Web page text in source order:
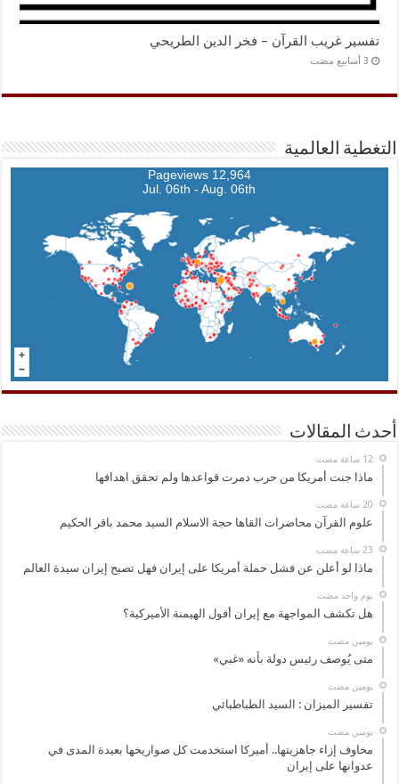
تفسير غريب القرآن – فخر الدين الطريحي
التغطية العالمية
12,964 Pageviews
Jul. 06th - Aug. 06th
أحدث المقالات
ماذا جنت أمريكا من حرب دمرت قواعدها ولم تحقق اهدافها
علوم القرآن محاضرات القاها حجة الاسلام السيد محمد باقر الحكيم
ماذا لو أعلن عن فشل حملة أمريكا على إيران فهل تصبح إيران سيدة العالم
‏يوم واحد مضت
هل تكشف المواجهة مع إيران أفول الهيمنة الأميركية؟
‏يومين مضت
متى يُوصف رئيس دولة بأنه «غبي»
‏يومين مضت
تفسير الميزان : السيد الطباطبائي
‏يومين مضت
مخاوف إزاء جاهزيتها.. أميركا استخدمت كل صواريخها بعيدة المدى في
عدوانها على إيران